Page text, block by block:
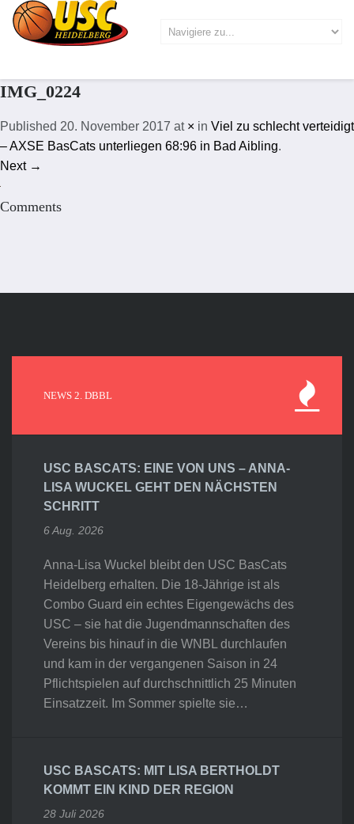
IMG_0224
Published 20. November 2017 at × in Viel zu schlecht verteidigt
– AXSE BasCats unterliegen 68:96 in Bad Aibling.
Next →
Comments
NEWS 2. DBBL
USC BASCATS: EINE VON UNS – ANNA-
LISA WUCKEL GEHT DEN NÄCHSTEN
SCHRITT
6 Aug. 2026
Anna-Lisa Wuckel bleibt den USC BasCats
Heidelberg erhalten. Die 18-Jährige ist als
Combo Guard ein echtes Eigengewächs des
USC – sie hat die Jugendmannschaften des
Vereins bis hinauf in die WNBL durchlaufen
und kam in der vergangenen Saison in 24
Pflichtspielen auf durchschnittlich 25 Minuten
Einsatzzeit. Im Sommer spielte sie…
USC BASCATS: MIT LISA BERTHOLDT
KOMMT EIN KIND DER REGION
28 Juli 2026